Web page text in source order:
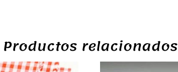
Productos relacionados